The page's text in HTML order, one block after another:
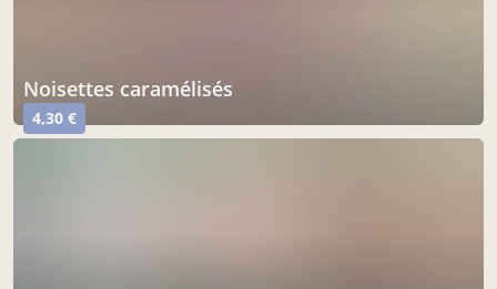
noisettes caramélisés
4,30 €